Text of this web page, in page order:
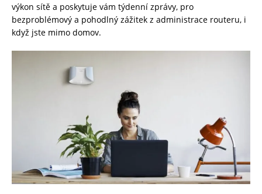
výkon sítě a poskytuje vám týdenní zprávy, pro
bezproblémový a pohodlný zážitek z administrace routeru, i
když jste mimo domov.